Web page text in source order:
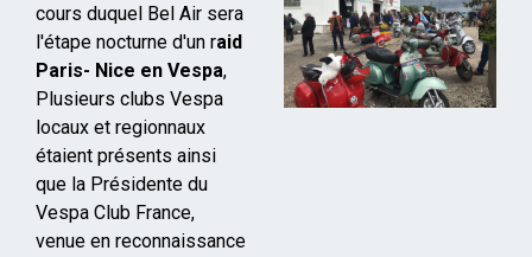
cours duquel Bel Air sera
l'étape nocturne d'un raid
Paris- Nice en Vespa,
Plusieurs clubs Vespa
locaux et regionnaux
étaient présents ainsi
que la Présidente du
Vespa Club France,
venue en reconnaissance